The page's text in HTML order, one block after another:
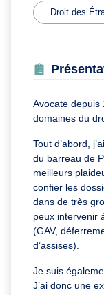
Droit des
Avocate depuis
domaines du
Tout d’abord,
du barreau de
meilleurs
confier les
dans de très
peux intervenir
(GAV,
d’assises).
Je suis
J’ai donc une